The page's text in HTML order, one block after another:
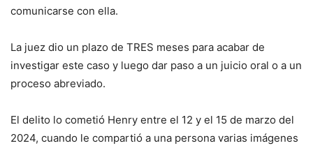
comunicarse con ella.
La juez dio un plazo de TRES meses para acabar de
investigar este caso y luego dar paso a un juicio oral o a un
proceso abreviado.
El delito lo cometió Henry entre el 12 y el 15 de marzo del
2024, cuando le compartió a una persona varias imágenes